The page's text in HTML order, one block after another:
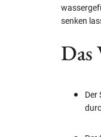
senken
Das
Der